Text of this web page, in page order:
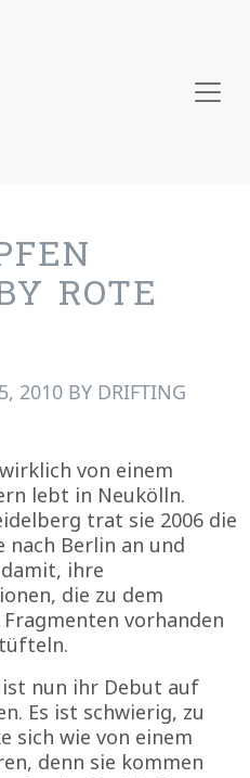
ROTE
2010 BY DRIFTING
von einem
lebt in Neukölln.
trat sie 2006 die
nach Berlin an und
ihre
die zu dem
vorhanden
nun ihr Debut auf
Es ist schwierig, zu
sich wie von einem
denn sie kommen